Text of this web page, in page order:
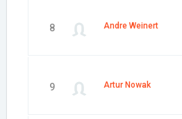
8 Andre Weinert
9 Artur Nowak